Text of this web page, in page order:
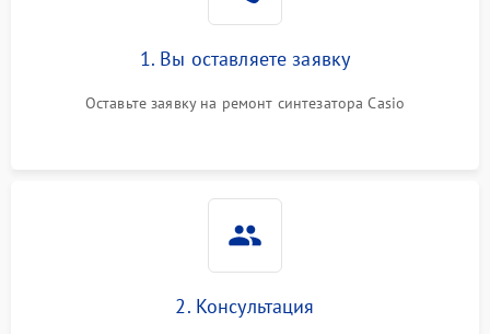
1. Вы оставляете заявку
Оставьте заявку на ремонт синтезатора Casio
2. Консультация